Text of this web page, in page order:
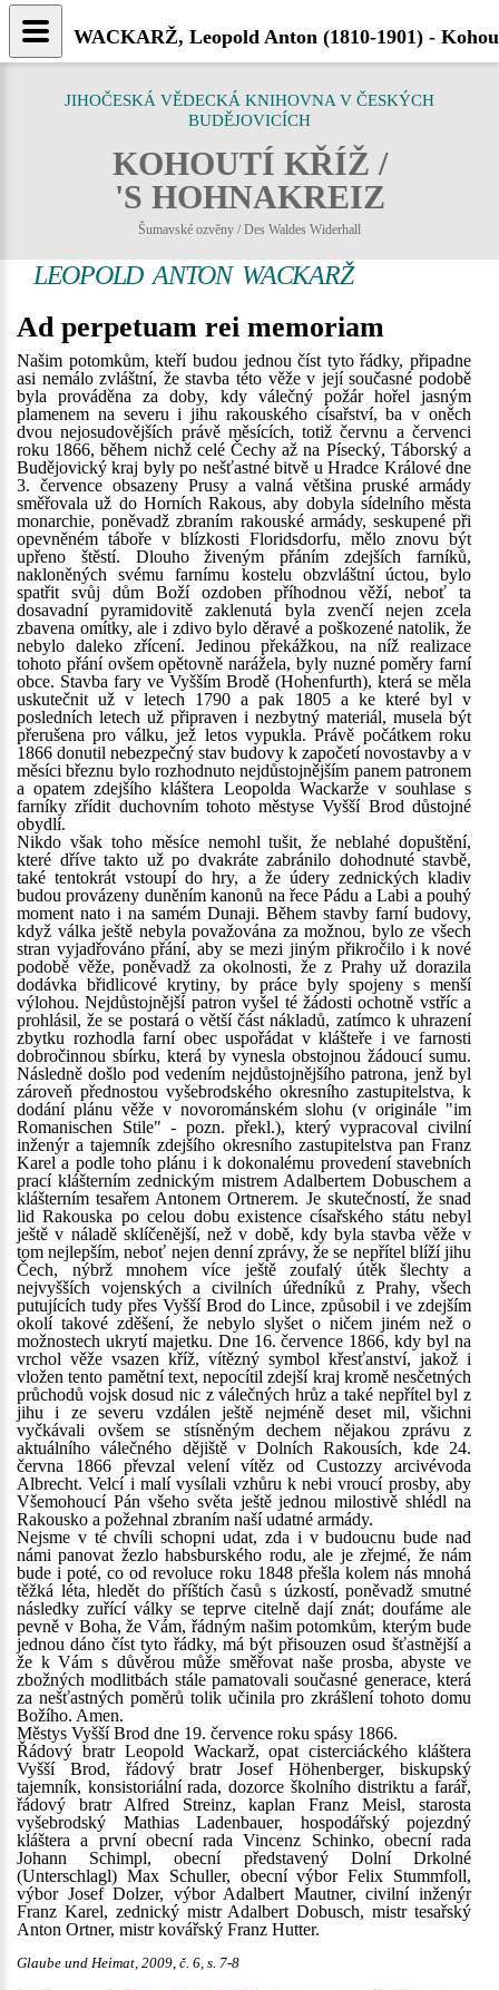
JIHOČESKÁ VĚDECKÁ KNIHOVNA V ČESKÝCH
BUDĚJOVICÍCH
KOHOUTÍ KŘÍŽ /
'S HOHNAKREIZ
Šumavské ozvěny / Des Waldes Widerhall
LEOPOLD ANTON WACKARŽ
Ad perpetuam rei memoriam
Našim potomkům, kteří budou jednou číst tyto řádky, připadne
asi nemálo zvláštní, že stavba této věže v její současné podobě
byla prováděna za doby, kdy válečný požár hořel jasným
plamenem na severu i jihu rakouského císařství, ba v oněch
dvou nejosudovějších právě měsících, totiž červnu a červenci
roku 1866, během nichž celé Čechy až na Písecký, Táborský a
Budějovický kraj byly po nešťastné bitvě u Hradce Králové dne
3. července obsazeny Prusy a valná většina pruské armády
směřovala už do Horních Rakous, aby dobyla sídelního města
monarchie, poněvadž zbraním rakouské armády, seskupené při
opevněném táboře v blízkosti Floridsdorfu, mělo znovu být
upřeno štěstí. Dlouho živeným přáním zdejších farníků,
nakloněných svému farnímu kostelu obzvláštní úctou, bylo
spatřit svůj dům Boží ozdoben příhodnou věží, neboť ta
dosavadní pyramidovitě zaklenutá byla zvenčí nejen zcela
zbavena omítky, ale i zdivo bylo děravé a poškozené natolik, že
nebylo daleko zřícení. Jedinou překážkou, na níž realizace
tohoto přání ovšem opětovně narážela, byly nuzné poměry farní
obce. Stavba fary ve Vyšším Brodě (Hohenfurth), která se měla
uskutečnit už v letech 1790 a pak 1805 a ke které byl v
posledních letech už připraven i nezbytný materiál, musela být
přerušena pro válku, jež letos vypukla. Právě počátkem roku
1866 donutil nebezpečný stav budovy k započetí novostavby a v
měsíci březnu bylo rozhodnuto nejdůstojnějším panem patronem
a opatem zdejšího kláštera Leopolda Wackarže v souhlase s
farníky zřídit duchovním tohoto městyse Vyšší Brod důstojné
obydlí.
Nikdo však toho měsíce nemohl tušit, že neblahé dopuštění,
které dříve takto už po dvakráte zabránilo dohodnuté stavbě,
také tentokrát vstoupí do hry, a že údery zednických kladiv
budou provázeny duněním kanonů na řece Pádu a Labi a pouhý
moment nato i na samém Dunaji. Během stavby farní budovy,
když válka ještě nebyla považována za možnou, bylo ze všech
stran vyjadřováno přání, aby se mezi jiným přikročilo i k nové
podobě věže, poněvadž za okolnosti, že z Prahy už dorazila
dodávka břidlicové krytiny, by práce byly spojeny s menší
výlohou. Nejdůstojnější patron vyšel té žádosti ochotně vstříc a
prohlásil, že se postará o větší část nákladů, zatímco k uhrazení
zbytku rozhodla farní obec uspořádat v klášteře i ve farnosti
dobročinnou sbírku, která by vynesla obstojnou žádoucí sumu.
Následně došlo pod vedením nejdůstojnějšího patrona, jenž byl
zároveň přednostou vyšebrodského okresního zastupitelstva, k
dodání plánu věže v novorománském slohu (v originále "im
Romanischen Stile" - pozn. překl.), který vypracoval civilní
inženýr a tajemník zdejšího okresního zastupitelstva pan Franz
Karel a podle toho plánu i k dokonalému provedení stavebních
prací klášterním zednickým mistrem Adalbertem Dobuschem a
klášterním tesařem Antonem Ortnerem. Je skutečností, že snad
lid Rakouska po celou dobu existence císařského státu nebyl
ještě v náladě sklíčenější, než v době, kdy byla stavba věže v
tom nejlepším, neboť nejen denní zprávy, že se nepřítel blíží jihu
Čech, nýbrž mnohem více ještě zoufalý útěk šlechty a
nejvyšších vojenských a civilních úředníků z Prahy, všech
putujících tudy přes Vyšší Brod do Lince, způsobil i ve zdejším
okolí takové zděšení, že nebylo slyšet o ničem jiném než o
možnostech ukrytí majetku. Dne 16. července 1866, kdy byl na
vrchol věže vsazen kříž, vítězný symbol křesťanství, jakož i
vložen tento pamětní text, nepocítil zdejší kraj kromě nesčetných
průchodů vojsk dosud nic z válečných hrůz a také nepřítel byl z
jihu i ze severu vzdálen ještě nejméně deset mil, všichni
vyčkávali ovšem se stísněným dechem nějakou zprávu z
aktuálního válečného dějiště v Dolních Rakousích, kde 24.
června 1866 převzal velení vítěz od Custozzy arcivévoda
Albrecht. Velcí i malí vysílali vzhůru k nebi vroucí prosby, aby
Všemohoucí Pán všeho světa ještě jednou milostivě shlédl na
Rakousko a požehnal zbraním naší udatné armády.
Nejsme v té chvíli schopni udat, zda i v budoucnu bude nad
námi panovat žezlo habsburského rodu, ale je zřejmé, že nám
bude i poté, co od revoluce roku 1848 přešla kolem nás mnohá
těžká léta, hledět do příštích časů s úzkostí, poněvadž smutné
následky zuřící války se teprve citelně dají znát; doufáme ale
pevně v Boha, že Vám, řádným našim potomkům, kterým bude
jednou dáno číst tyto řádky, má být přisouzen osud šťastnější a
že k Vám s důvěrou může směřovat naše prosba, abyste ve
zbožných modlitbách stále pamatovali současné generace, která
za nešťastných poměrů tolik učinila pro zkrášlení tohoto domu
Božího. Amen.
Městys Vyšší Brod dne 19. července roku spásy 1866.
Řádový bratr Leopold Wackarž, opat cisterciáckého kláštera
Vyšší Brod, řádový bratr Josef Höhenberger, biskupský
tajemník, konsistoriální rada, dozorce školního distriktu a farář,
řádový bratr Alfred Streinz, kaplan Franz Meisl, starosta
vyšebrodský Mathias Ladenbauer, hospodářský pojezdný
kláštera a první obecní rada Vincenz Schinko, obecní rada
Johann Schimpl, obecní představený Dolní Drkolné
(Unterschlagl) Max Schuller, obecní výbor Felix Stummfoll,
výbor Josef Dolzer, výbor Adalbert Mautner, civilní inženýr
Franz Karel, zednický mistr Adalbert Dobusch, mistr tesařský
Anton Ortner, mistr kovářský Franz Hutter.
Glaube und Heimat, 2009, č. 6, s. 7-8
WACKARŽ, Leopold Anton (1810-1901) -